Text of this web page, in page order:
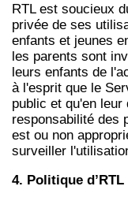
RTL est soucieux
privée de ses
enfants et jeunes
les parents sont
leurs enfants de
à l'esprit que le
public et qu'en
responsabilité des
est ou non
surveiller
4. Politique